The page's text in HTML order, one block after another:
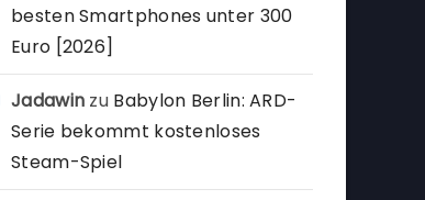
besten Smartphones unter 300
Euro [2026]
Jadawin zu Babylon Berlin: ARD-
Serie bekommt kostenloses
Steam-Spiel